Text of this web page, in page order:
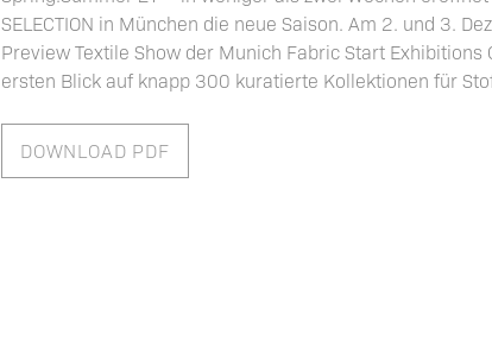
SELECTION in München die neue Saison. Am 2. und 3.
Preview Textile Show der Munich Fabric Start Exhibitions
ersten Blick auf knapp 300 kuratierte Kollektionen für
DOWNLOAD PDF